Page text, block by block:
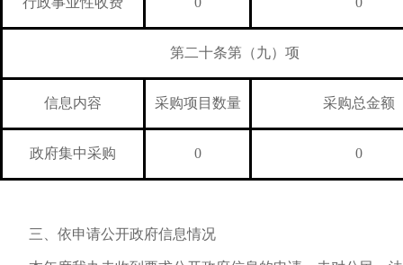
第二十条第（九）项
信息内容 采购项目数量 采购总金额
政府集中采购 0 0
三、依申请公开政府信息情况